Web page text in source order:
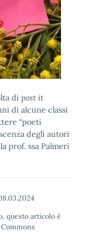
di post it
di alcune classi
“poeti
degli autori
prof. ssa Palmeri
questo articolo è